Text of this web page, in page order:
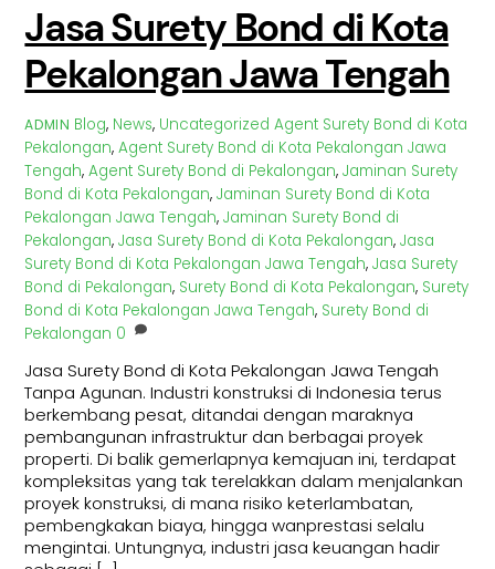
Jasa Surety Bond di Kota
Pekalongan Jawa Tengah
ADMIN Blog, News, Uncategorized Agent Surety Bond di Kota
Pekalongan,Agent Surety Bond di Kota Pekalongan Jawa
Tengah,Agent Surety Bond di Pekalongan,Jaminan Surety
Bond di Kota Pekalongan,Jaminan Surety Bond di Kota
Pekalongan Jawa Tengah,Jaminan Surety Bond di
Pekalongan,Jasa Surety Bond di Kota Pekalongan,Jasa
Surety Bond di Kota Pekalongan Jawa Tengah,Jasa Surety
Bond di Pekalongan, Surety Bond di Kota Pekalongan, Surety
Bond di Kota Pekalongan Jawa Tengah, Surety Bond di
Pekalongan 0
Jasa Surety Bond di Kota Pekalongan Jawa Tengah
Tanpa Agunan. Industri konstruksi di Indonesia terus
berkembang pesat, ditandai dengan maraknya
pembangunan infrastruktur dan berbagai proyek
properti. Di balik gemerlapnya kemajuan ini, terdapat
kompleksitas yang tak terelakkan dalam menjalankan
proyek konstruksi, di mana risiko keterlambatan,
pembengkakan biaya, hingga wanprestasi selalu
mengintai. Untungnya, industri jasa keuangan hadir